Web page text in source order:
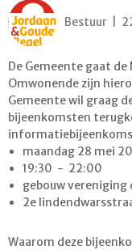
Bestuur |
De Gemeente gaat
Omwonende zijn
Gemeente wil graag
bijeenkomsten
maandag 28 mei
19:30 - 22:00
gebouw vereniging
2e
Waarom deze